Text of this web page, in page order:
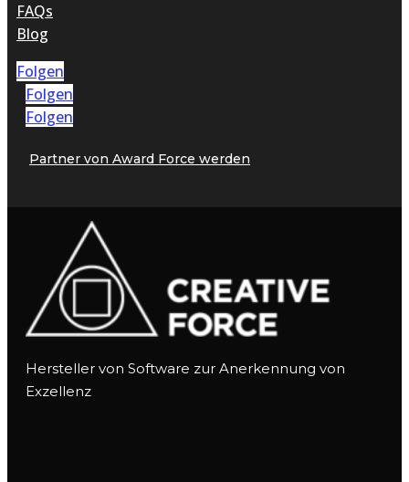
FAQs
Blog
Folgen
Folgen
Folgen
Partner von Award Force werden
Hersteller von Software zur Anerkennung von
Exzellenz